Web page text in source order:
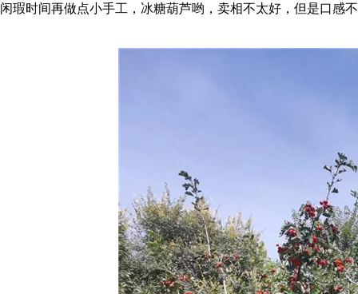
闲瑕时间再做点小手工，冰糖葫芦哟，卖相不太好，但是口感